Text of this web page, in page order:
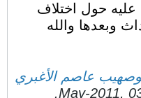
عليه حول اختلاف
وبعدها والله
عاصم الأغبري
.